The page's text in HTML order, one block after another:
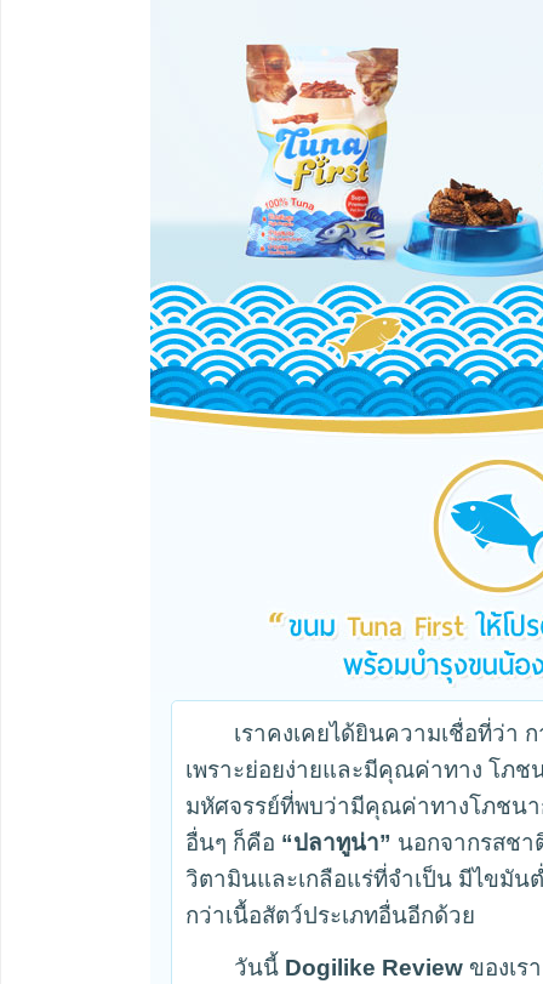
เราคงเคยได้ยินความเชื่อที่ว่า
เพราะย่อยง่ายและมีคุณค่าทาง โภช
มหัศจรรย์ที่พบว่ามีคุณค่าทางโภชนา
อื่นๆ ก็คือ “ปลาทูน่า” นอกจากรสช
วิตามินและเกลือแร่ที่จำเป็น มีไขมัน
กว่าเนื้อสัตว์ประเภทอื่นอีกด้วย
วันนี้ Dogilike Review ของเร